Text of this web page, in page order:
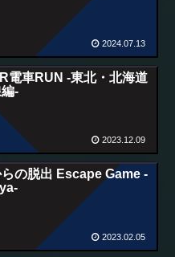
2024.07.13
電車RUN -東北・北海道
-
2023.12.09
の脱出 Escape Game -
2023.02.05